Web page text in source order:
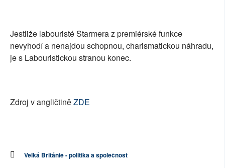
Jestliže labouristé Starmera z premiérské funkce
nevyhodí a nenajdou schopnou, charismatickou náhradu,
je s Labouristickou stranou konec.
Zdroj v angličtiněZDE
Velká Británie - politika a společnost